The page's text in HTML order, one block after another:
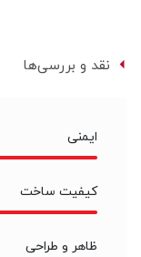
نقد و بررسی‌ها
ایمنی
کیفیت ساخت
ظاهر و طراحی